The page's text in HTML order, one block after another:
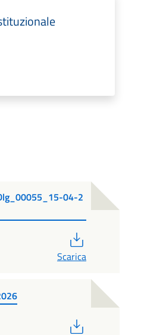
04-2
Scarica